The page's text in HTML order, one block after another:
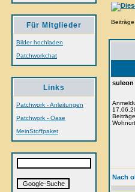
Für Mitglieder
Bilder hochladen
Patchworkchat
Links
Patchwork - Anleitungen
Patchwork - Oase
MeinStoffpaket
suleon
Nach